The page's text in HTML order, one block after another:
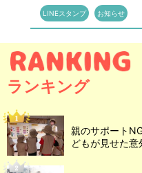
LINEスタンプ お知らせ
ランキング
親のサポート
どもが見せた意